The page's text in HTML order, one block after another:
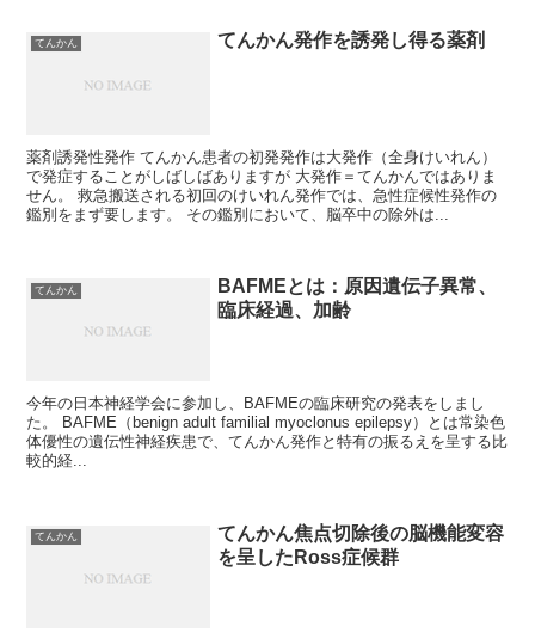
てんかん てんかん発作を誘発し得る薬剤
薬剤誘発性発作 てんかん患者の初発発作は大発作（全身けいれん）
で発症することがしばしばありますが 大発作＝てんかんではありま
せん。 救急搬送される初回のけいれん発作では、急性症候性発作の
鑑別をまず要します。 その鑑別において、脳卒中の除外は...
てんかん
BAFMEとは：原因遺伝子異常、
臨床経過、加齢
今年の日本神経学会に参加し、BAFMEの臨床研究の発表をしまし
た。 BAFME（benign adult familial myoclonus epilepsy）とは常染色
体優性の遺伝性神経疾患で、てんかん発作と特有の振るえを呈する比
較的経...
てんかん
てんかん焦点切除後の脳機能変容
を呈したRoss症候群